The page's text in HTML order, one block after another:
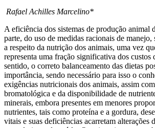
Rafael Achilles Marcelino*
A eficiência dos sistemas de produção animal
parte, do uso de medidas racionais de
a respeito da nutrição dos animais, uma vez
representa uma fração significativa dos custos
sentido, o correto balanceamento das dietas
importância, sendo necessário para isso o
exigências nutricionais dos animais, assim
bromatológica e da disponibilidade de
minerais, embora presentes em menores
nutrientes, tais como proteína e a gordura,
vitais e suas deficiências acarretam alterações